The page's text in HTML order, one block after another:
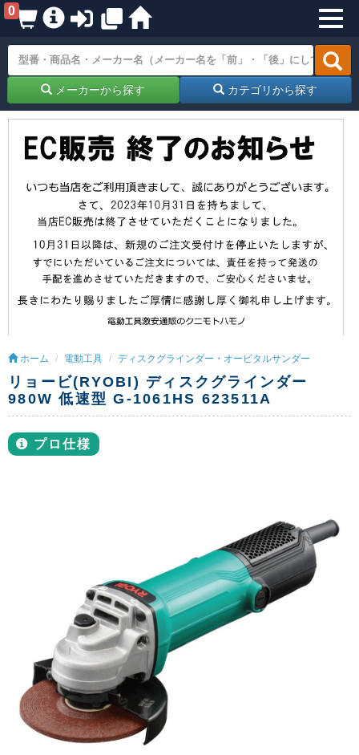
0
メーカーから探す カテゴリから探す
ホーム 電動工具 ディスクグラインダー・オービタルサンダー
リョービ(RYOBI) ディスクグラインダー
980W 低速型 G-1061HS 623511A
プロ仕様